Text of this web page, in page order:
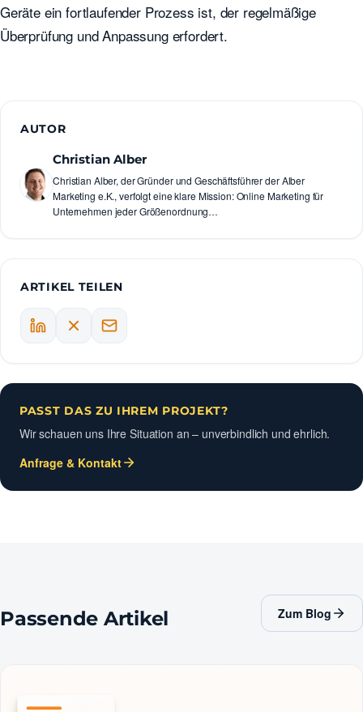
Geräte ein fortlaufender Prozess ist, der regelmäßige
Überprüfung und Anpassung erfordert.
AUTOR
Christian Alber
Christian Alber, der Gründer und Geschäftsführer der Alber
Marketing e.K., verfolgt eine klare Mission: Online Marketing für
Unternehmen jeder Größenordnung…
ARTIKEL TEILEN
PASST DAS ZU IHREM PROJEKT?
Wir schauen uns Ihre Situation an – unverbindlich und ehrlich.
Anfrage & Kontakt
Passende Artikel Zum Blog